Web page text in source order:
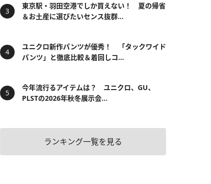
東京駅・羽田空港でしか買えない！ 夏の帰省
＆お土産に選びたいセンス抜群...
ユニクロ新作パンツが優秀！ 「タックワイド
パンツ」と徹底比較＆着回しコ...
今年流行るアイテムは？ ユニクロ、GU、
PLSTの2026年秋冬展示会...
ランキング一覧を見る